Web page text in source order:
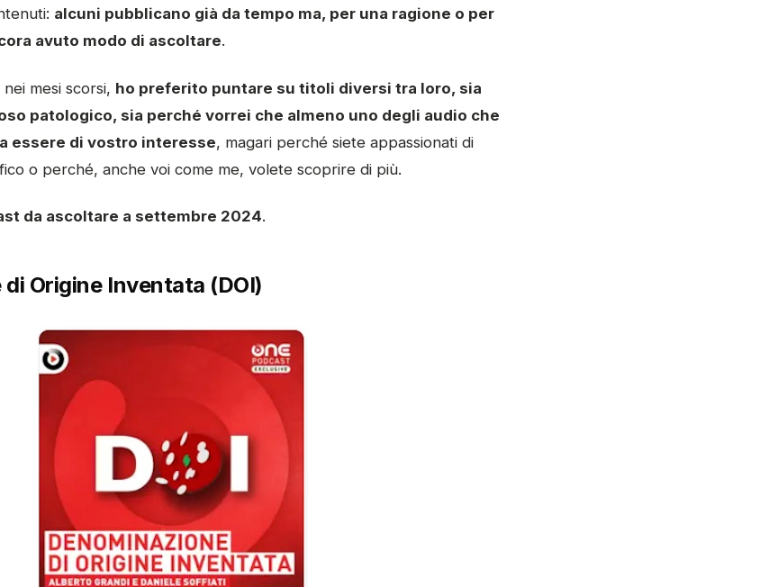
alcuni pubblicano già da tempo ma, per una ragione o per
avuto modo di ascoltare.
mesi scorsi, ho preferito puntare su titoli diversi tra loro, sia
patologico, sia perché vorrei che almeno uno degli audio che
essere di vostro interesse, magari perché siete appassionati di
o perché, anche voi come me, volete scoprire di più.
da ascoltare a settembre 2024.
Origine Inventata (DOI)